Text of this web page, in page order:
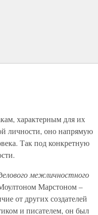
характерным для их
личности, оно напрямую
Так под конкретную
межличностного
Марстоном –
от других создателей
и писателем, он был